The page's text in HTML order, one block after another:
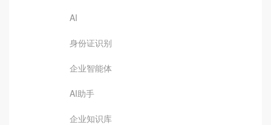
AI
身份证识别
企业智能体
AI助手
企业知识库